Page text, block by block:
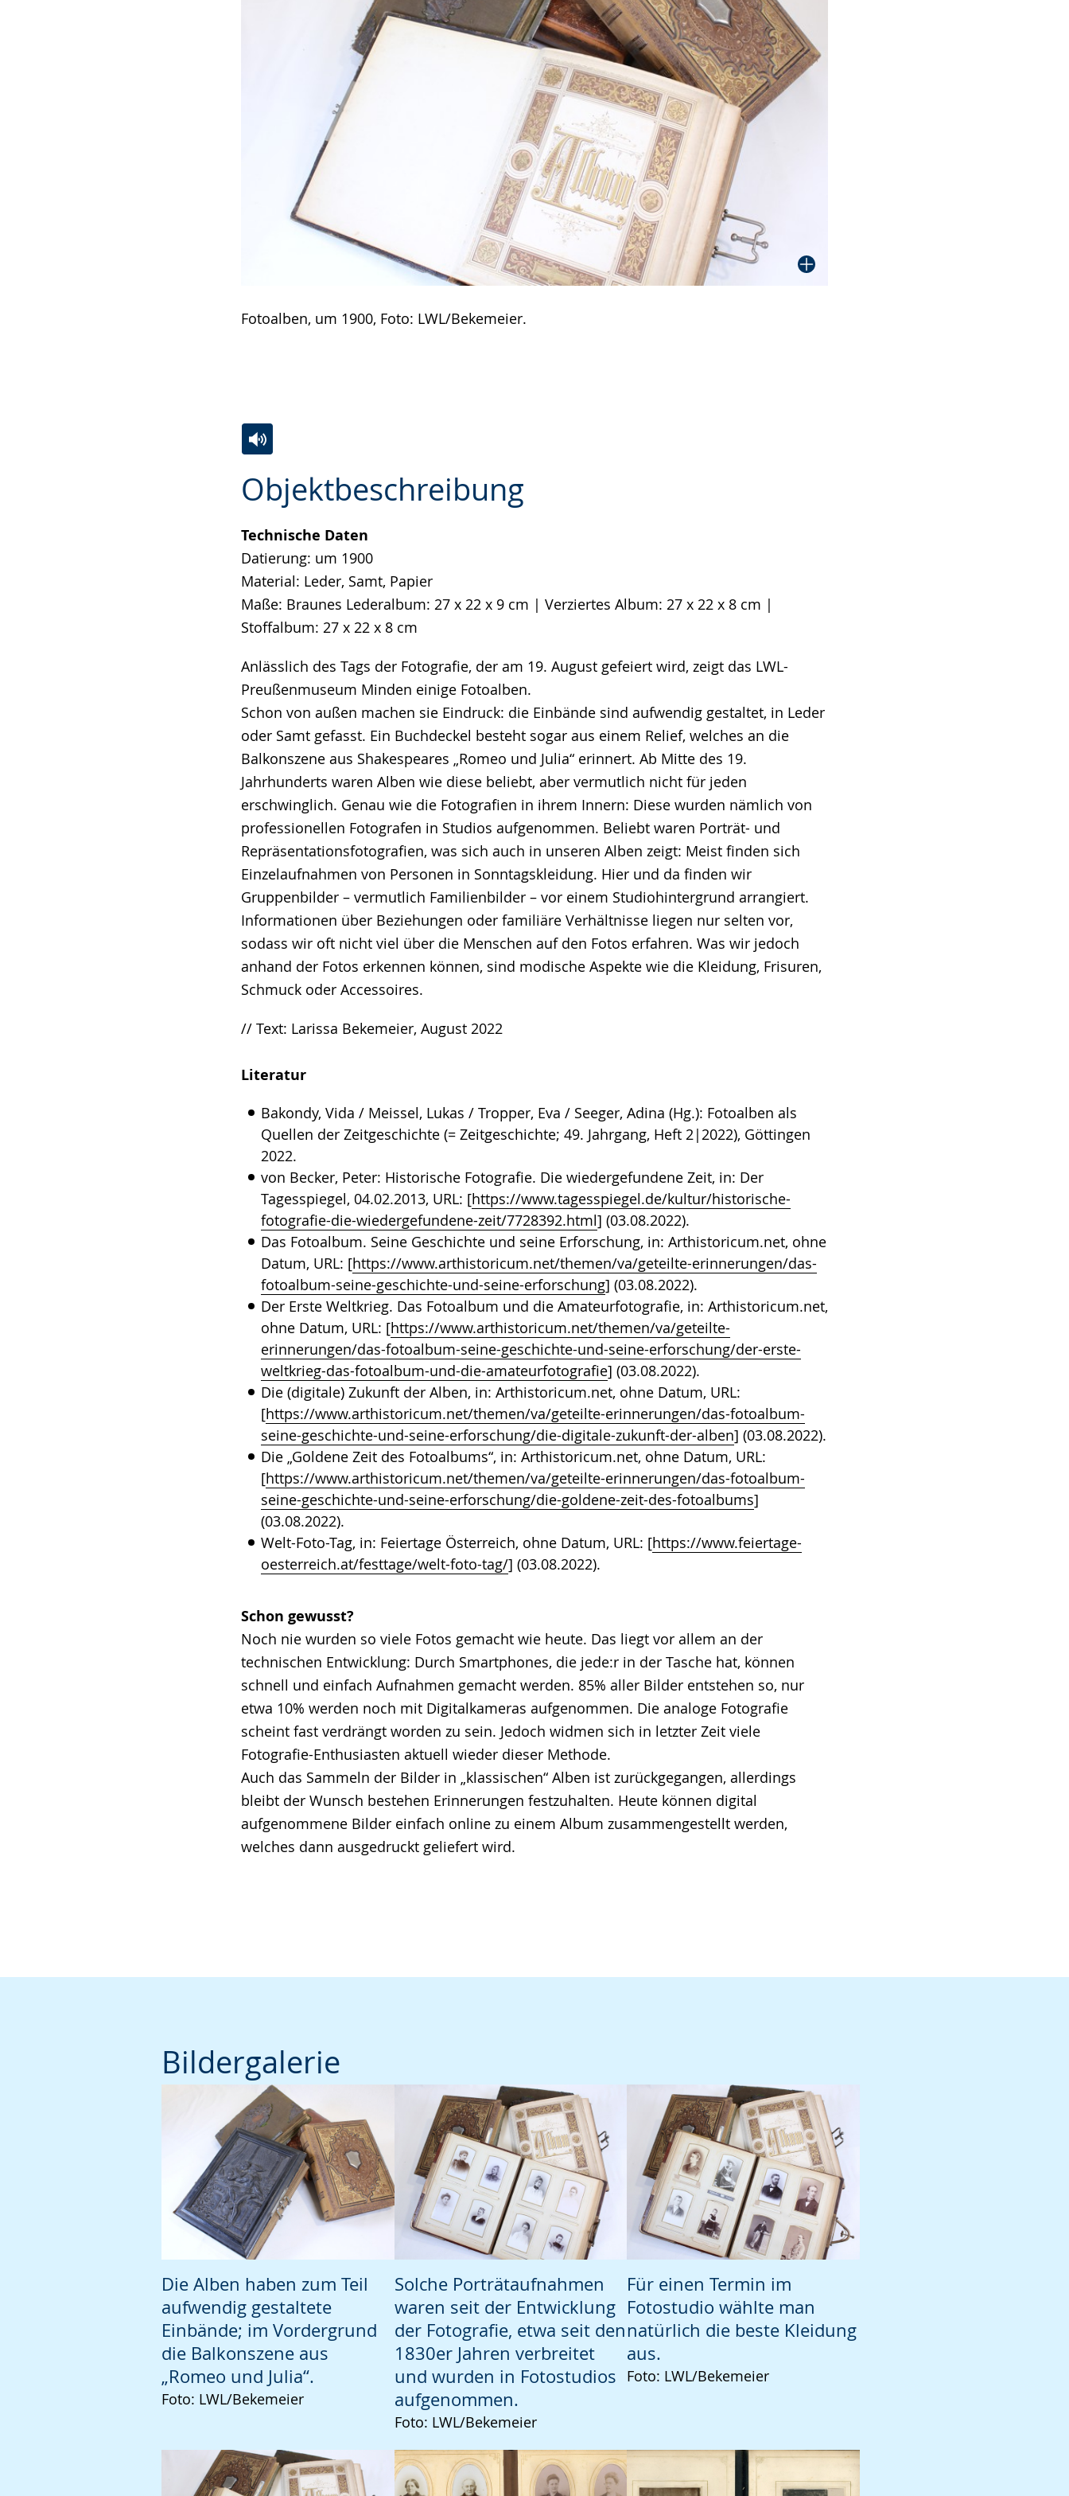
Fotoalben, um 1900, Foto: LWL/Bekemeier.
Objektbeschreibung
Technische Daten
Datierung: um 1900
Material: Leder, Samt, Papier
Maße: Braunes Lederalbum: 27 x 22 x 9 cm | Verziertes Album: 27 x 22 x 8 cm |
Stoffalbum: 27 x 22 x 8 cm
Anlässlich des Tags der Fotografie, der am 19. August gefeiert wird, zeigt das LWL-
Preußenmuseum Minden einige Fotoalben.
Schon von außen machen sie Eindruck: die Einbände sind aufwendig gestaltet, in Leder
oder Samt gefasst. Ein Buchdeckel besteht sogar aus einem Relief, welches an die
Balkonszene aus Shakespeares „Romeo und Julia“ erinnert. Ab Mitte des 19.
Jahrhunderts waren Alben wie diese beliebt, aber vermutlich nicht für jeden
erschwinglich. Genau wie die Fotografien in ihrem Innern: Diese wurden nämlich von
professionellen Fotografen in Studios aufgenommen. Beliebt waren Porträt- und
Repräsentationsfotografien, was sich auch in unseren Alben zeigt: Meist finden sich
Einzelaufnahmen von Personen in Sonntagskleidung. Hier und da finden wir
Gruppenbilder – vermutlich Familienbilder – vor einem Studiohintergrund arrangiert.
Informationen über Beziehungen oder familiäre Verhältnisse liegen nur selten vor,
sodass wir oft nicht viel über die Menschen auf den Fotos erfahren. Was wir jedoch
anhand der Fotos erkennen können, sind modische Aspekte wie die Kleidung, Frisuren,
Schmuck oder Accessoires.
// Text: Larissa Bekemeier, August 2022
Literatur
Bakondy, Vida / Meissel, Lukas / Tropper, Eva / Seeger, Adina (Hg.): Fotoalben als
Quellen der Zeitgeschichte (= Zeitgeschichte; 49. Jahrgang, Heft 2|2022), Göttingen
2022.
von Becker, Peter: Historische Fotografie. Die wiedergefundene Zeit, in: Der
Tagesspiegel, 04.02.2013, URL: [https://www.tagesspiegel.de/kultur/historische-
fotografie-die-wiedergefundene-zeit/7728392.html] (03.08.2022).
Das Fotoalbum. Seine Geschichte und seine Erforschung, in: Arthistoricum.net, ohne
Datum, URL: [https://www.arthistoricum.net/themen/va/geteilte-erinnerungen/das-
fotoalbum-seine-geschichte-und-seine-erforschung] (03.08.2022).
Der Erste Weltkrieg. Das Fotoalbum und die Amateurfotografie, in: Arthistoricum.net,
ohne Datum, URL: [https://www.arthistoricum.net/themen/va/geteilte-
erinnerungen/das-fotoalbum-seine-geschichte-und-seine-erforschung/der-erste-
weltkrieg-das-fotoalbum-und-die-amateurfotografie] (03.08.2022).
Die (digitale) Zukunft der Alben, in: Arthistoricum.net, ohne Datum, URL:
[https://www.arthistoricum.net/themen/va/geteilte-erinnerungen/das-fotoalbum-
seine-geschichte-und-seine-erforschung/die-digitale-zukunft-der-alben] (03.08.2022).
Die „Goldene Zeit des Fotoalbums“, in: Arthistoricum.net, ohne Datum, URL:
[https://www.arthistoricum.net/themen/va/geteilte-erinnerungen/das-fotoalbum-
seine-geschichte-und-seine-erforschung/die-goldene-zeit-des-fotoalbums]
(03.08.2022).
Welt-Foto-Tag, in: Feiertage Österreich, ohne Datum, URL: [https://www.feiertage-
oesterreich.at/festtage/welt-foto-tag/] (03.08.2022).
Schon gewusst?
Noch nie wurden so viele Fotos gemacht wie heute. Das liegt vor allem an der
technischen Entwicklung: Durch Smartphones, die jede:r in der Tasche hat, können
schnell und einfach Aufnahmen gemacht werden. 85% aller Bilder entstehen so, nur
etwa 10% werden noch mit Digitalkameras aufgenommen. Die analoge Fotografie
scheint fast verdrängt worden zu sein. Jedoch widmen sich in letzter Zeit viele
Fotografie-Enthusiasten aktuell wieder dieser Methode.
Auch das Sammeln der Bilder in „klassischen“ Alben ist zurückgegangen, allerdings
bleibt der Wunsch bestehen Erinnerungen festzuhalten. Heute können digital
aufgenommene Bilder einfach online zu einem Album zusammengestellt werden,
welches dann ausgedruckt geliefert wird.
Leichten
Sprache
wechseln.
Audio-
Unterstützung.
Video
Deutscher
Gebärdensprache
wird
angezeigt.
Bildergalerie
Die Alben haben zum Teil
aufwendig gestaltete
Einbände; im Vordergrund
die Balkonszene aus
„Romeo und Julia“.
Foto: LWL/Bekemeier
Solche Porträtaufnahmen
waren seit der Entwicklung
der Fotografie, etwa seit den
1830er Jahren verbreitet
und wurden in Fotostudios
aufgenommen.
Foto: LWL/Bekemeier
Für einen Termin im
Fotostudio wählte man
natürlich die beste Kleidung
aus.
Foto: LWL/Bekemeier